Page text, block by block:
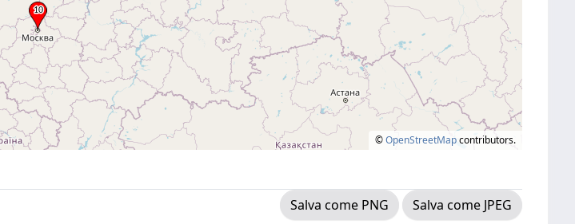
©OpenStreetMapcontributors.
Salva come PNG
Salva come JPEG